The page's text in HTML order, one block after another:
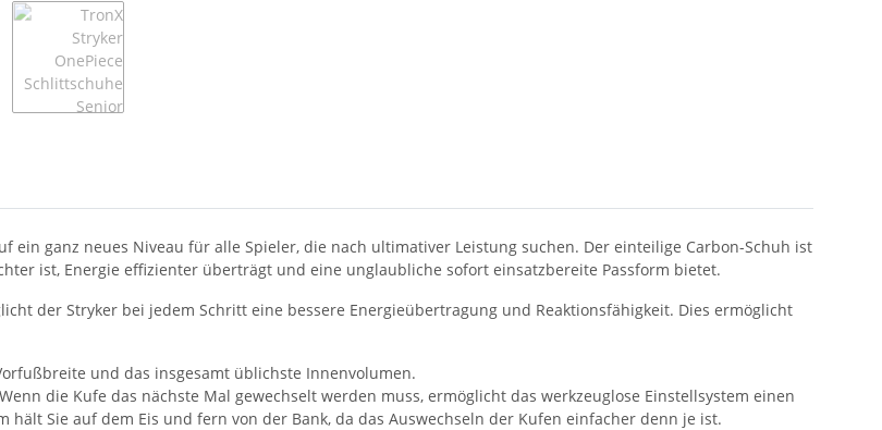
ein ganz neues Niveau für alle Spieler, die nach ultimativer Leistung suchen. Der einteilige Carbon-Schuh ist
ist, Energie effizienter überträgt und eine unglaubliche sofort einsatzbereite Passform bietet.
der Stryker bei jedem Schritt eine bessere Energieübertragung und Reaktionsfähigkeit. Dies ermöglicht
und das insgesamt üblichste Innenvolumen.
die Kufe das nächste Mal gewechselt werden muss, ermöglicht das werkzeuglose Einstellsystem einen
Sie auf dem Eis und fern von der Bank, da das Auswechseln der Kufen einfacher denn je ist.